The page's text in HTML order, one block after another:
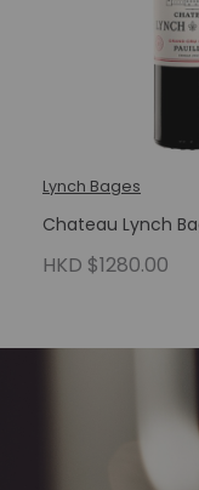
Lynch Bages
Chateau Lynch
HKD $1280.00